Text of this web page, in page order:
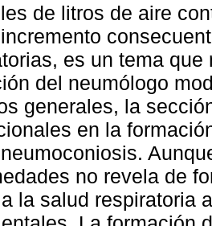
de litros de aire
es un tema
del neumólogo
generales, la
en la
no revela de
la salud respiratoria